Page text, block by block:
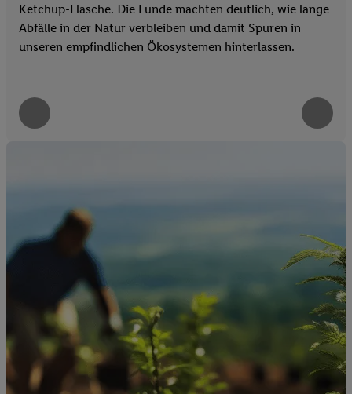
Ketchup-Flasche. Die Funde machten deutlich, wie lange
Abfälle in der Natur verbleiben und damit Spuren in
unseren empfindlichen Ökosystemen hinterlassen.